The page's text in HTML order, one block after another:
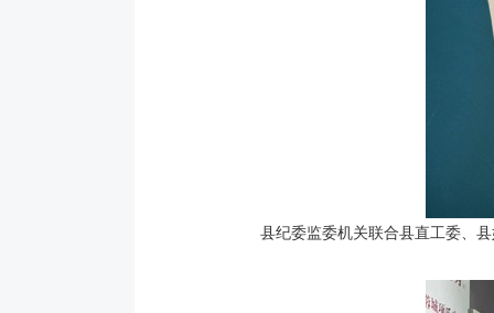
县纪委监委机关联合县直工委、